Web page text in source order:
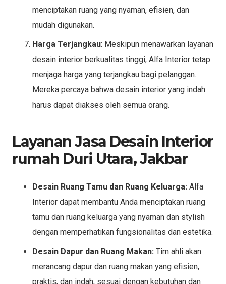
menciptakan ruang yang nyaman, efisien, dan
mudah digunakan.
Harga Terjangkau: Meskipun menawarkan layanan
desain interior berkualitas tinggi, Alfa Interior tetap
menjaga harga yang terjangkau bagi pelanggan.
Mereka percaya bahwa desain interior yang indah
harus dapat diakses oleh semua orang.
Layanan Jasa Desain Interior
rumah Duri Utara, Jakbar
Desain Ruang Tamu dan Ruang Keluarga: Alfa
Interior dapat membantu Anda menciptakan ruang
tamu dan ruang keluarga yang nyaman dan stylish
dengan memperhatikan fungsionalitas dan estetika.
Desain Dapur dan Ruang Makan: Tim ahli akan
merancang dapur dan ruang makan yang efisien,
praktis, dan indah, sesuai dengan kebutuhan dan